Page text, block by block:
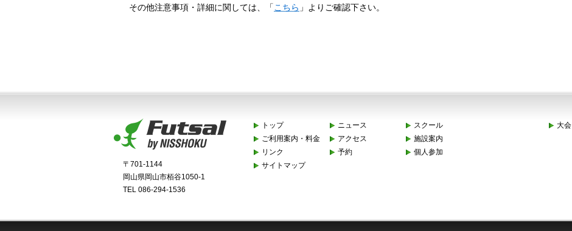
その他注意事項・詳細に関しては、「 こちら 」よりご確認下さい。
〒701-1144
岡山県岡山市栢谷1050-1
TEL 086-294-1536
トップ ニュース
スクール
ご利用案内・料金
アクセス
施設案内
リンク
予約
個人参加
サイトマップ
大会